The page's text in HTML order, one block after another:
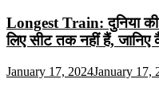
Longest Train: दुनिया
लिए सीट तक ​​नहीं हैं,
January 17, 2024January 17,